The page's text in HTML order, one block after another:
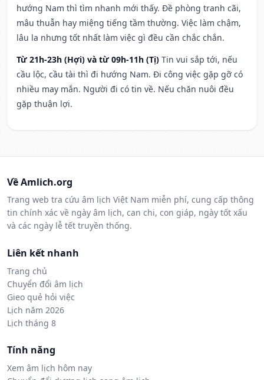
hướng Nam thì tìm nhanh mới thấy. Đề phòng tranh cãi,
mâu thuẫn hay miệng tiếng tầm thường. Việc làm chậm,
lâu la nhưng tốt nhất làm việc gì đều cần chắc chắn.
Từ 21h-23h (Hợi) và từ 09h-11h (Tị) Tin vui sắp tới, nếu
cầu lộc, cầu tài thì đi hướng Nam. Đi công việc gặp gỡ có
nhiều may mắn. Người đi có tin về. Nếu chăn nuôi đều
gặp thuận lợi.
Về Amlich.org
Trang web tra cứu âm lịch Việt Nam miễn phí, cung cấp thông
tin chính xác về ngày âm lịch, can chi, con giáp, ngày tốt xấu
và các ngày lễ tết truyền thống.
Liên kết nhanh
Trang chủ
Chuyển đổi âm lịch
Gieo quẻ hỏi việc
Lịch năm 2026
Lịch tháng 8
Tính năng
Xem âm lịch hôm nay